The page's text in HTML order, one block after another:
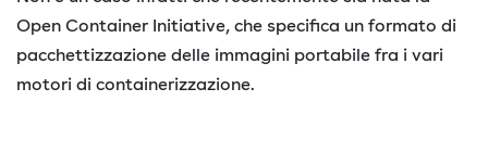
Open Container Initiative, che specifica un formato di
pacchettizzazione delle immagini portabile fra i vari
motori di containerizzazione.